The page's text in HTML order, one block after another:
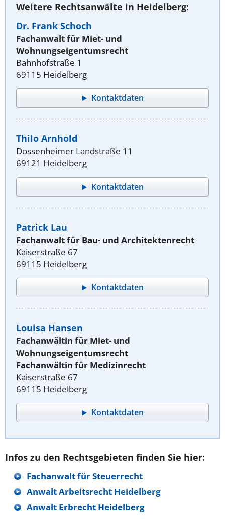
Weitere Rechtsanwälte in Heidelberg:
Dr. Frank Schoch
Fachanwalt für Miet- und
Wohnungseigentumsrecht
Bahnhofstraße 1
69115 Heidelberg
Kontaktdaten
Thilo Arnhold
Dossenheimer Landstraße 11
69121 Heidelberg
Kontaktdaten
Patrick Lau
Fachanwalt für Bau- und Architektenrecht
Kaiserstraße 67
69115 Heidelberg
Kontaktdaten
Louisa Hansen
Fachanwältin für Miet- und
Wohnungseigentumsrecht
Fachanwältin für Medizinrecht
Kaiserstraße 67
69115 Heidelberg
Kontaktdaten
Infos zu den Rechtsgebieten finden Sie hier:
Fachanwalt für Steuerrecht
Anwalt Arbeitsrecht Heidelberg
Anwalt Erbrecht Heidelberg